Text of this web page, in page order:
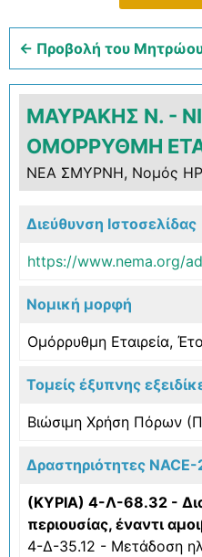
← Προβολή του
ΜΑΥΡΑΚΗΣ Ν. -
ΟΜΟΡΡΥΘΜΗ
ΝΕΑ ΣΜΥΡΝΗ, Νομός
Διεύθυνση Ιστοσελίδας
https://www.nema.org/
Νομική μορφή
Ομόρρυθμη Εταιρεία,
Τομείς έξυπνης
Βιώσιμη Χρήση Πόρων
Δραστηριότητες NACE-
(ΚΥΡΙΑ) 4-Λ-68.32 -
περιουσίας, έναντι
4-Δ-35.12 - Μετάδοση